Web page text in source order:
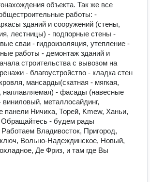
объекта. Так же все
работы: -
зданий и сооружений (стены,
лестницы) - подпорные стены -
сваи - гидроизоляция, утепление -
работы - демонтаж зданий и
строительства с вывозом на
- благоустройство - кладка стен
мансарды(скатная - мягкая,
наплавляемая) - фасады (навесные
металлосайдинг,
Ничиха, Торей, Kmew, Ханьи,
- будем рады
Работаем Владивосток, Пригород,
Вольно-Надеждинское, Новый,
Де Фриз, и там где Вы